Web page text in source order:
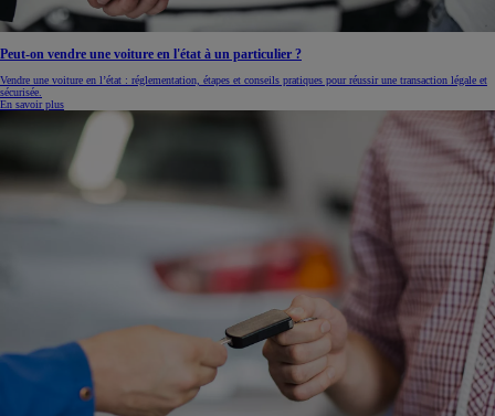
Peut-on vendre une voiture en l'état à un particulier ?
Vendre une voiture en l’état : réglementation, étapes et conseils pratiques pour réussir une transaction légale et
sécurisée.
En savoir plus